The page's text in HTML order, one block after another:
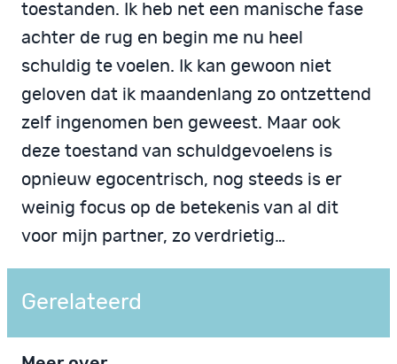
toestanden. Ik heb net een manische fase
achter de rug en begin me nu heel
schuldig te voelen. Ik kan gewoon niet
geloven dat ik maandenlang zo ontzettend
zelf ingenomen ben geweest. Maar ook
deze toestand van schuldgevoelens is
opnieuw egocentrisch, nog steeds is er
weinig focus op de betekenis van al dit
voor mijn partner, zo verdrietig…
Gerelateerd